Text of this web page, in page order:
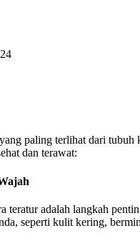
paling terlihat dari tubuh
dan terawat:
teratur adalah langkah
seperti kulit kering,